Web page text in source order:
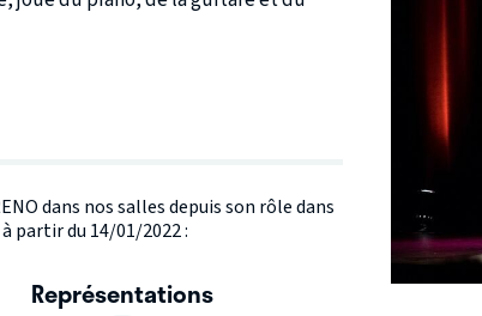
dans nos salles depuis son rôle dans
partir du 14/01/2022 :
Représentations